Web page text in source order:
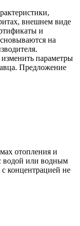
внешнем виде
и
на
изменить параметры
Предложение
отопления и
водой или водным
концентрацией не